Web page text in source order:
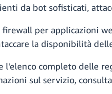
da bot sofisticati,
firewall per applicazioni
la disponibilità
l'elenco completo delle
sul servizio,